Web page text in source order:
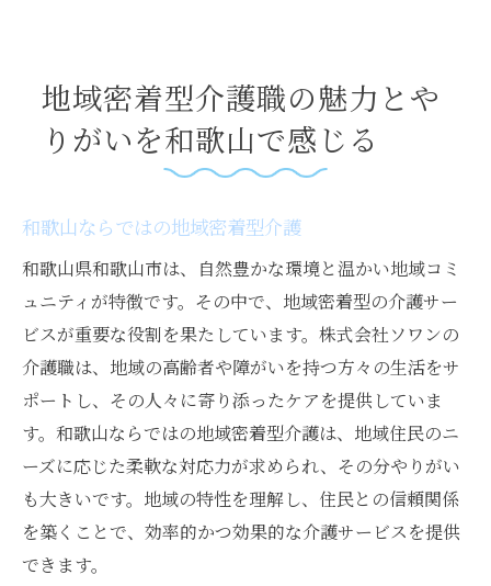
地域密着型介護職の魅力とや
りがいを和歌山で感じる
和歌山ならではの地域密着型介護
和歌山県和歌山市は、自然豊かな環境と温かい地域コミ
ュニティが特徴です。その中で、地域密着型の介護サー
ビスが重要な役割を果たしています。株式会社ソワンの
介護職は、地域の高齢者や障がいを持つ方々の生活をサ
ポートし、その人々に寄り添ったケアを提供していま
す。和歌山ならではの地域密着型介護は、地域住民のニ
ーズに応じた柔軟な対応力が求められ、その分やりがい
も大きいです。地域の特性を理解し、住民との信頼関係
を築くことで、効率的かつ効果的な介護サービスを提供
できます。